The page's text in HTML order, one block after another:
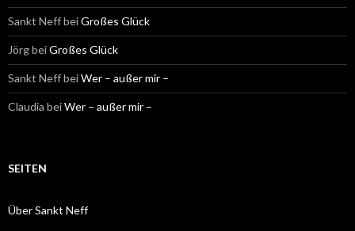
Sankt NeffbeiGroßes Glück
JörgbeiGroßes Glück
Sankt NeffbeiWer – außer mir –
Claudia beiWer – außer mir –
SEITEN
Über Sankt Neff